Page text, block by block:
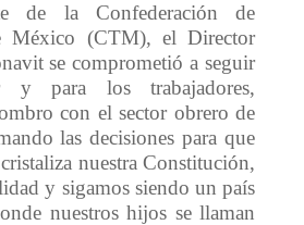
de la Confederación de
México (CTM), el Director
se comprometió a seguir
y para los trabajadores,
con el sector obrero de
las decisiones para que
nuestra Constitución,
y sigamos siendo un país
nuestros hijos se llaman